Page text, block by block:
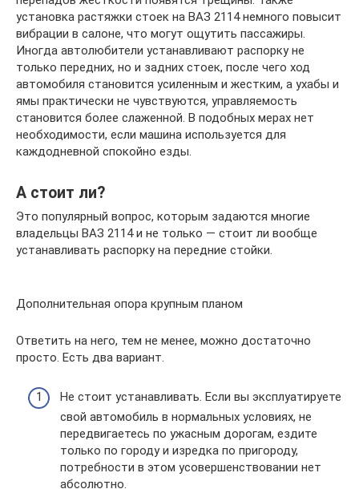
установка растяжки стоек на ВАЗ 2114 немного повысит
вибрации в салоне, что могут ощутить пассажиры.
Иногда автолюбители устанавливают распорку не
только передних, но и задних стоек, после чего ход
автомобиля становится усиленным и жестким, а ухабы и
ямы практически не чувствуются, управляемость
становится более слаженной. В подобных мерах нет
необходимости, если машина используется для
каждодневной спокойно езды.
А стоит ли?
Это популярный вопрос, которым задаются многие
владельцы ВАЗ 2114 и не только — стоит ли вообще
устанавливать распорку на передние стойки.
Дополнительная опора крупным планом
Ответить на него, тем не менее, можно достаточно
просто. Есть два вариант.
Не стоит устанавливать. Если вы эксплуатируете
свой автомобиль в нормальных условиях, не
передвигаетесь по ужасным дорогам, ездите
только по городу и изредка по пригороду,
потребности в этом усовершенствовании нет
абсолютно.